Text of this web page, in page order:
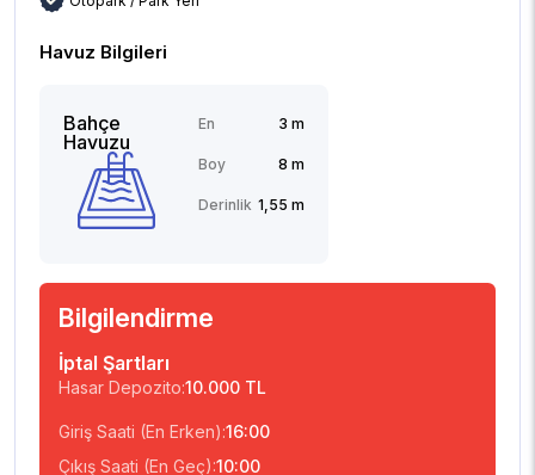
Havuz Bilgileri
Bahçe
Havuzu
En 3 m
Boy 8 m
Derinlik 1,55 m
Bilgilendirme
İptal Şartları
Hasar Depozito:10.000 TL
Giriş Saati (En Erken):16:00
Çıkış Saati (En Geç):10:00